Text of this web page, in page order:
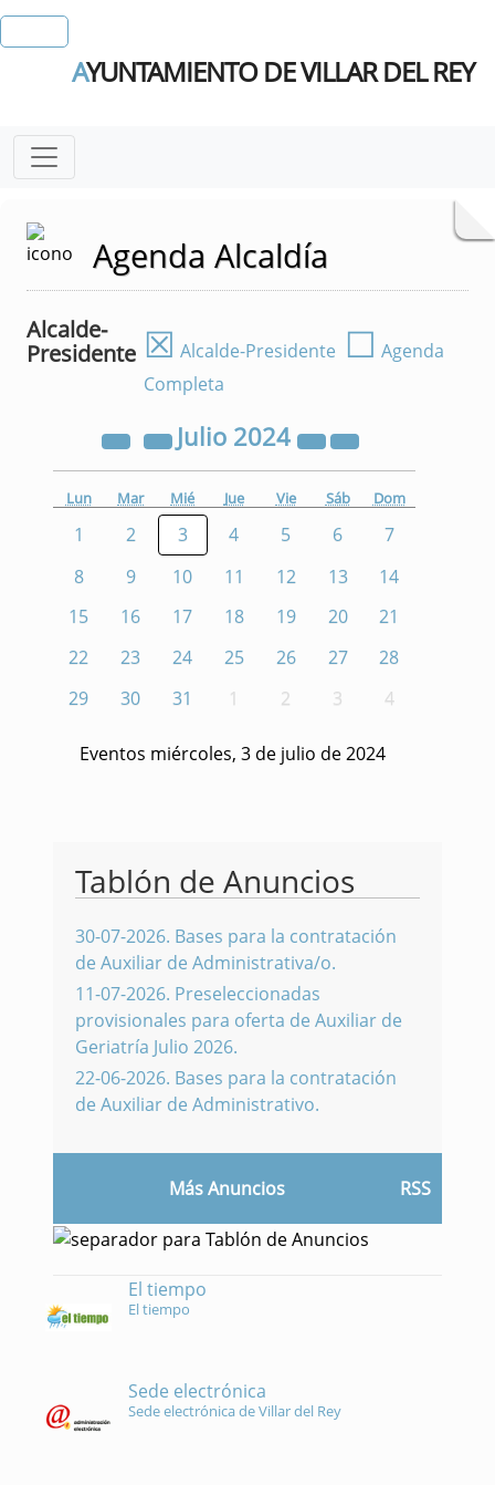
AYUNTAMIENTO DE VILLAR DEL REY
Agenda Alcaldía
Alcalde-
Presidente ☒ Alcalde-Presidente ☐ Agenda
Completa
Julio 2024
Lun Mar Mié Jue Vie Sáb Dom
1 2 3 4 5 6
7
8
9 10 11 12 13
14
15
16 17 18 19 20
21
22
23 24 25 26 27
28
29
30 31 1 2 3 4
Eventos miércoles, 3 de julio de 2024
Tablón de Anuncios
30-07-2026. Bases para la contratación
de Auxiliar de Administrativa/o.
11-07-2026. Preseleccionadas
provisionales para oferta de Auxiliar de
Geriatría Julio 2026.
22-06-2026. Bases para la contratación
de Auxiliar de Administrativo.
Más Anuncios RSS
El tiempo
El tiempo
Sede electrónica
Sede electrónica de Villar del Rey